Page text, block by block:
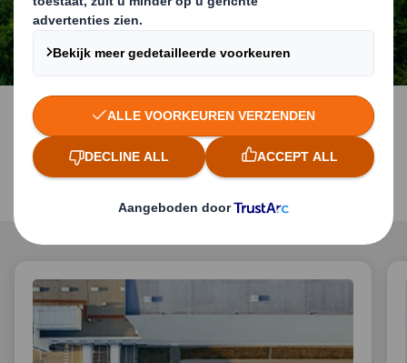
Voor elke sector de juiste
oplossing